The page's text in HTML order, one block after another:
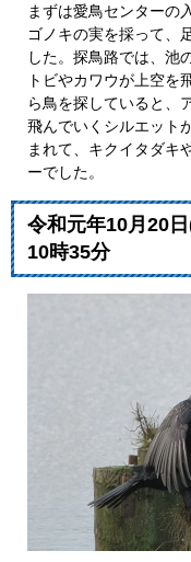
まずは愛鳥センターの
ゴノキの実を採って、
した。探鳥路では、池
トビやカワウが上空を
ら鳥を探していると、
飛んでいくシルエット
まれて、キクイタダキ
ーでした。
令和元年10月20
10時35分